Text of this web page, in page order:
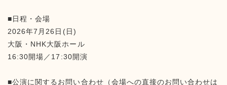
■日程・会場
2026年7月26日(日)
大阪・NHK大阪ホール
16:30開場／17:30開演
■公演に関するお問い合わせ（会場への直接のお問い合わせは